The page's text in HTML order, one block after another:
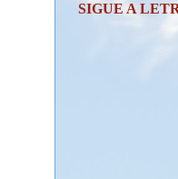
SIGUE A